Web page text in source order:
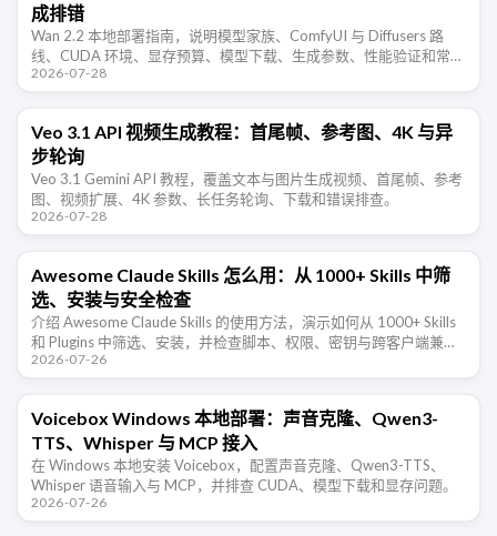
成排错
Wan 2.2 本地部署指南，说明模型家族、ComfyUI 与 Diffusers 路
线、CUDA 环境、显存预算、模型下载、生成参数、性能验证和常见
错误。
2026-07-28
Veo 3.1 API 视频生成教程：首尾帧、参考图、4K 与异
步轮询
Veo 3.1 Gemini API 教程，覆盖文本与图片生成视频、首尾帧、参考
图、视频扩展、4K 参数、长任务轮询、下载和错误排查。
2026-07-28
Awesome Claude Skills 怎么用：从 1000+ Skills 中筛
选、安装与安全检查
介绍 Awesome Claude Skills 的使用方法，演示如何从 1000+ Skills
和 Plugins 中筛选、安装，并检查脚本、权限、密钥与跨客户端兼容
性。
2026-07-26
Voicebox Windows 本地部署：声音克隆、Qwen3-
TTS、Whisper 与 MCP 接入
在 Windows 本地安装 Voicebox，配置声音克隆、Qwen3-TTS、
Whisper 语音输入与 MCP，并排查 CUDA、模型下载和显存问题。
2026-07-26